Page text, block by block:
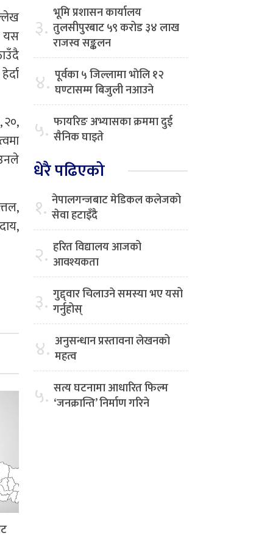
यस
२०,
३. भूमि प्रशासन कार्यालय
तुलसीपुरबाट ५९ करोड ३४ लाख
राजस्व सङ्कलन
४. पूर्वका ५ जिल्लामा भाेलि १२
घण्टासम्म बिजुली नआउने
५. फायरिङ अभ्यासका क्रममा दुई
सैनिक घाइते
धेरै पढिएको
१. नेपालगन्जबाट मेडिकल कलेजको
सेवा हटाइँदै
२. हरित विद्यालय आजको
आवश्यकता
३. गुद्द्वार चिलाउने समस्या भए यसो
गर्नुहोस्
४. अनुसन्धान प्रस्तावना लेखनको
महत्व
५. सत्य घटनामा आधारित फिल्म
‘जनक्रान्ति’ निर्माण गरिने